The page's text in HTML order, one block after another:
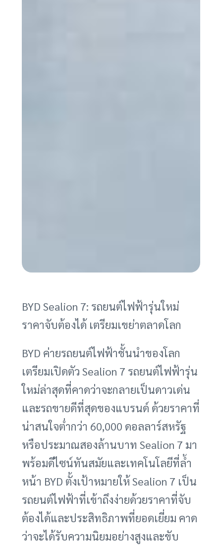
BYD Sealion 7: รถยนต์ไฟฟ้ารุ่นใหม่
ราคาจับต้องได้ เตรียมเขย่าตลาดโลก
BYD ค่ายรถยนต์ไฟฟ้าชั้นนำของโลก
เตรียมเปิดตัว Sealion 7 รถยนต์ไฟฟ้ารุ่น
ใหม่ล่าสุดที่คาดว่าจะกลายเป็นดาวเด่น
และรถขายดีที่สุดของแบรนด์ ด้วยราคาที่
น่าสนใจต่ำกว่า 60,000 ดอลลาร์สหรัฐ
หรือประมาณสองล้านบาท Sealion 7 มา
พร้อมดีไซน์ทันสมัยและเทคโนโลยีที่ล้ำ
หน้า BYD ตั้งเป้าหมายให้ Sealion 7 เป็น
รถยนต์ไฟฟ้าที่เข้าถึงง่ายด้วยราคาที่จับ
ต้องได้และประสิทธิภาพที่ยอดเยี่ยม คาด
ว่าจะได้รับความนิยมอย่างสูงและขับ